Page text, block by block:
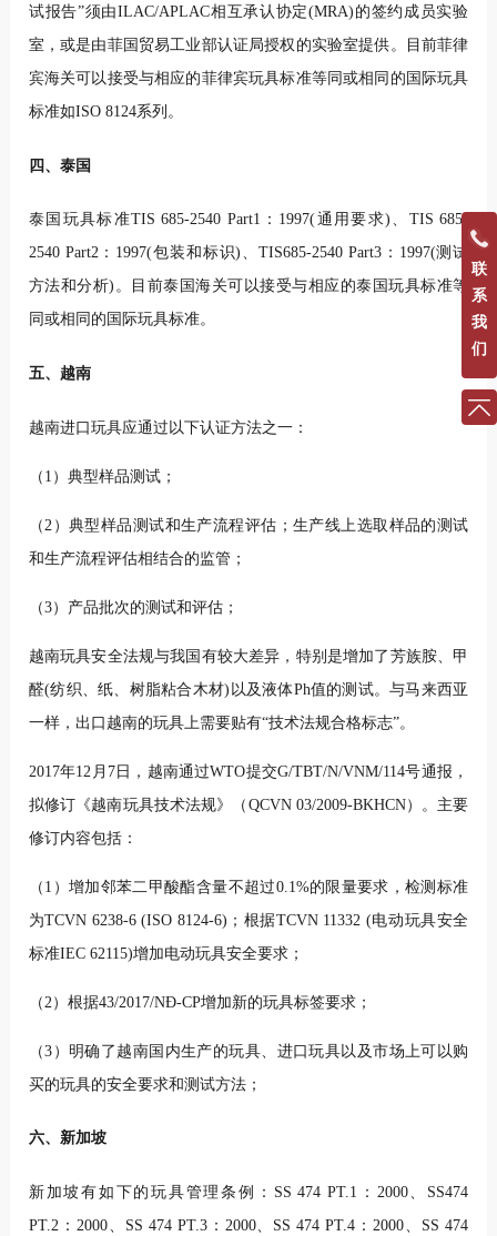
试报告”须由ILAC/APLAC相互承认协定(MRA)的签约成员实验
室，或是由菲国贸易工业部认证局授权的实验室提供。目前菲律
宾海关可以接受与相应的菲律宾玩具标准等同或相同的国际玩具
标准如ISO 8124系列。
四、泰国
泰国玩具标准TIS 685-2540 Part1：1997(通用要求)、TIS 685-
2540 Part2：1997(包装和标识)、TIS685-2540 Part3：1997(测试
方法和分析)。目前泰国海关可以接受与相应的泰国玩具标准等
同或相同的国际玩具标准。
五、越南
越南进口玩具应通过以下认证方法之一：
（1）典型样品测试；
（2）典型样品测试和生产流程评估；生产线上选取样品的测试
和生产流程评估相结合的监管；
（3）产品批次的测试和评估；
越南玩具安全法规与我国有较大差异，特别是增加了芳族胺、甲
醛(纺织、纸、树脂粘合木材)以及液体Ph值的测试。与马来西亚
一样，出口越南的玩具上需要贴有“技术法规合格标志”。
2017年12月7日，越南通过WTO提交G/TBT/N/VNM/114号通报，
拟修订《越南玩具技术法规》（QCVN 03/2009-BKHCN）。主要
修订内容包括：
（1）增加邻苯二甲酸酯含量不超过0.1%的限量要求，检测标准
为TCVN 6238-6 (ISO 8124-6)；根据TCVN 11332 (电动玩具安全
标准IEC 62115)增加电动玩具安全要求；
（2）根据43/2017/NĐ-CP增加新的玩具标签要求；
（3）明确了越南国内生产的玩具、进口玩具以及市场上可以购
买的玩具的安全要求和测试方法；
六、新加坡
新加坡有如下的玩具管理条例：SS 474 PT.1：2000、SS474
PT.2：2000、SS 474 PT.3：2000、SS 474 PT.4：2000、SS 474
联
系
我
们